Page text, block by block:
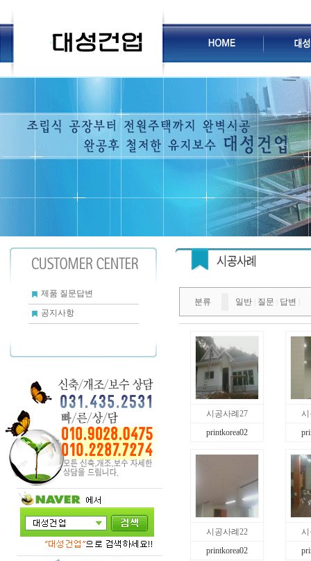
제품 질문답변
공지사항
분류 일반 질문 답변
시공사례27
printkorea02
시
시공사례22
printkorea02
시